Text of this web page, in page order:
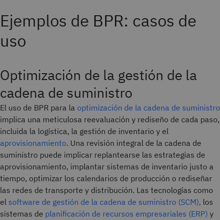
Ejemplos de BPR: casos de
uso
Optimización de la gestión de la
cadena de suministro
El uso de BPR para la optimización de la cadena de suministro
implica una meticulosa reevaluación y rediseño de cada paso,
incluida la logística, la gestión de inventario y el
aprovisionamiento. Una revisión integral de la cadena de
suministro puede implicar replantearse las estrategias de
aprovisionamiento, implantar sistemas de inventario justo a
tiempo, optimizar los calendarios de producción o rediseñar
las redes de transporte y distribución. Las tecnologías como
el software de gestión de la cadena de suministro (SCM), los
sistemas de planificación de recursos empresariales (ERP) y